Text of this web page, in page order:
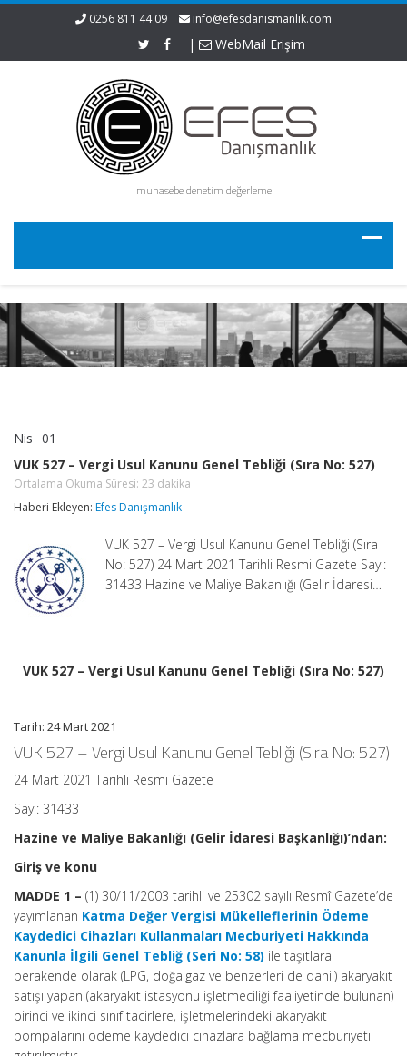
0256 811 44 09 info@efesdanismanlik.com
| WebMail Erişim
muhasebe denetim değerleme
Nis 01
–
Vergi
Usul
Kanunu
Tebliği
(Sıra
No:
527)
için
VUK 527 – Vergi Usul Kanunu Genel Tebliği (Sıra No: 527)
Ortalama Okuma Süresi: 23 dakika
Haberi Ekleyen: Efes Danışmanlık
VUK 527 – Vergi Usul Kanunu Genel Tebliği (Sıra
No: 527) 24 Mart 2021 Tarihli Resmi Gazete Sayı:
31433 Hazine ve Maliye Bakanlığı (Gelir İdaresi…
VUK 527 – Vergi Usul Kanunu Genel Tebliği (Sıra No: 527)
Tarih: 24 Mart 2021
VUK 527 – Vergi Usul Kanunu Genel Tebliği (Sıra No: 527)
24 Mart 2021 Tarihli Resmi Gazete
Sayı: 31433
Hazine ve Maliye Bakanlığı (Gelir İdaresi Başkanlığı)’ndan:
Giriş ve konu
MADDE 1 – (1) 30/11/2003 tarihli ve 25302 sayılı Resmî Gazete’de
yayımlanan Katma Değer Vergisi Mükelleflerinin Ödeme
Kaydedici Cihazları Kullanmaları Mecburiyeti Hakkında
Kanunla İlgili Genel Tebliğ (Seri No: 58) ile taşıtlara
perakende olarak (LPG, doğalgaz ve benzerleri de dahil) akaryakıt
satışı yapan (akaryakıt istasyonu işletmeciliği faaliyetinde bulunan)
birinci ve ikinci sınıf tacirlere, işletmelerindeki akaryakıt
pompalarını ödeme kaydedici cihazlara bağlama mecburiyeti